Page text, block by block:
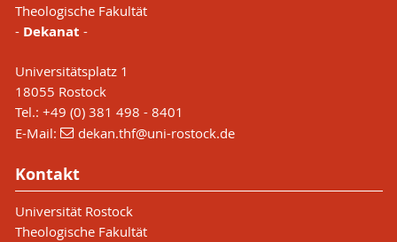
Theologische Fakultät
- Dekanat -
Universitätsplatz 1
18055 Rostock
Tel.: +49 (0) 381 498 - 8401
E-Mail:
dekan.thf@uni-rostock.de
Kontakt
Universität Rostock
Theologische Fakultät